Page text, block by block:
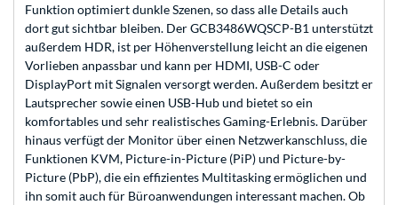
Funktion optimiert dunkle Szenen, so dass alle Details auch
dort gut sichtbar bleiben. Der GCB3486WQSCP-B1 unterstützt
außerdem HDR, ist per Höhenverstellung leicht an die eigenen
Vorlieben anpassbar und kann per HDMI, USB-C oder
DisplayPort mit Signalen versorgt werden. Außerdem besitzt er
Lautsprecher sowie einen USB-Hub und bietet so ein
komfortables und sehr realistisches Gaming-Erlebnis. Darüber
hinaus verfügt der Monitor über einen Netzwerkanschluss, die
Funktionen KVM, Picture-in-Picture (PiP) und Picture-by-
Picture (PbP), die ein effizientes Multitasking ermöglichen und
ihn somit auch für Büroanwendungen interessant machen. Ob